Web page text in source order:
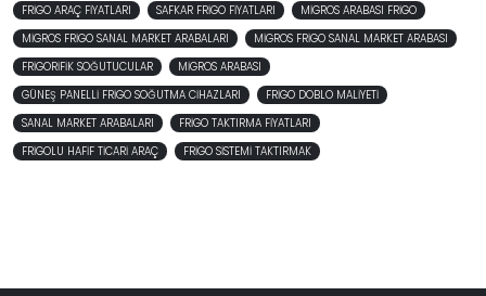
FRIGO ARAÇ FIYATLARI SAFKAR FRIGO FIYATLARI
MIGROS ARABASI FRIGO
MIGROS FRIGO SANAL MARKET ARABALARI
MIGROS FRIGO SANAL MARKET ARABASI
FRIGORIFIK SOĞUTUCULAR
MIGROS ARABASI
GÜNEŞ PANELLI FRIGO SOĞUTMA CIHAZLARI
FRIGO DOBLO MALIYETI
SANAL MARKET ARABALARI
FRIGO TAKTIRMA FIYATLARI
FRIGOLU HAFIF TICARI ARAÇ
FRIGO SISTEMI TAKTIRMAK